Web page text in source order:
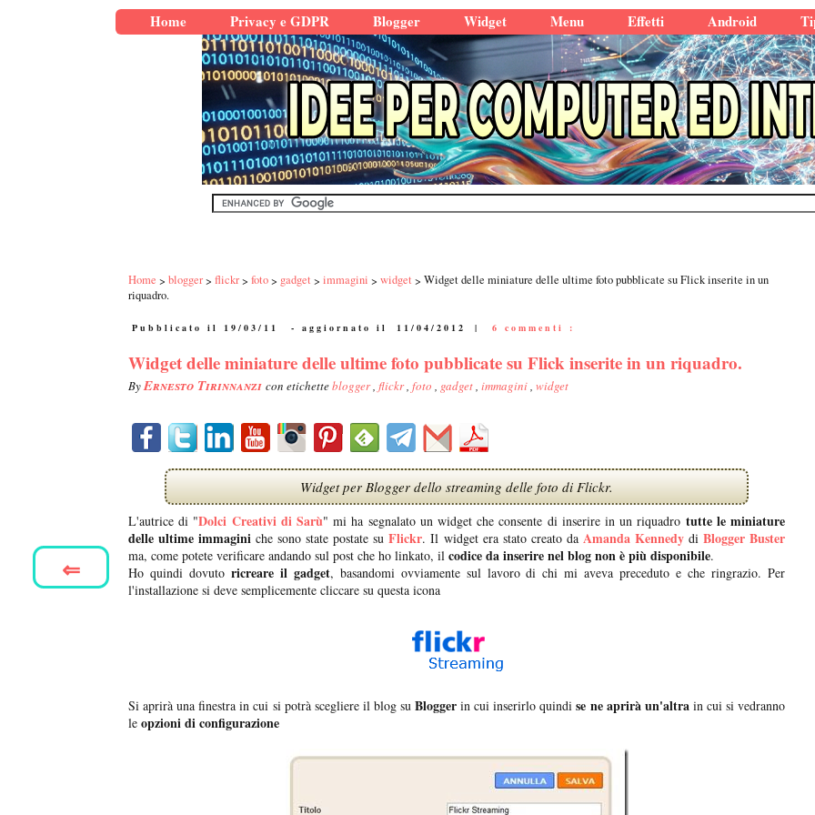
Home Privacy e GDPR Blogger Widget Menu Effetti Android
Home blogger flickr foto gadget immagini widget
Widget delle miniature delle ultime foto pubblicate su Flick inserite in un
riquadro.
Pubblicato il 19/03/11 - aggiornato il 11/04/2012 | 6 commenti :
Widget delle miniature delle ultime foto pubblicate su Flick inserite in un riquadro.
ByErnesto Tirinnanzi con etichetteblogger, flickr, foto , gadget, immagini, widget
Widget per Blogger dello streaming delle foto di Flickr.
L'autrice di "Dolci Creativi di Sarù" mi ha segnalato un widget che consente di inserire in un riquadro tutte le miniature
delle ultime immaginiche sono state postate suFlickr. Il widget era stato creato da Amanda Kennedydi Blogger Buster
ma, come potete verificare andando sul post che ho linkato, il codice da inserire nel blog non è più disponibile.
Ho quindi dovuto ricreare il gadget, basandomi ovviamente sul lavoro di chi mi aveva preceduto e che ringrazio. Per
l'installazione si deve semplicemente cliccare su questa icona
Si aprirà una finestra in cui si potrà scegliere il blog suBlogger in cui inserirlo quindise ne aprirà un'altrain cui si vedranno
le opzioni di configurazione
⇐